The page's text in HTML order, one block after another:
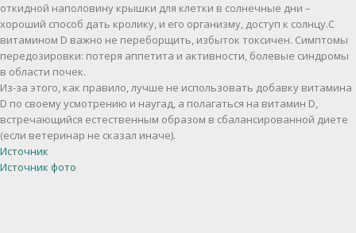
откидной наполовину крышки для клетки в солнечные дни –
хороший способ дать кролику, и его организму, доступ к солнцу.С
витамином D важно не переборщить, избыток токсичен. Симптомы
передозировки: потеря аппетита и активности, болевые синдромы
в области почек.
Из-за этого, как правило, лучше не использовать добавку витамина
D по своему усмотрению и наугад, а полагаться на витамин D,
встречающийся естественным образом в сбалансированной диете
(если ветеринар не сказал иначе).
Источник
Источник фото